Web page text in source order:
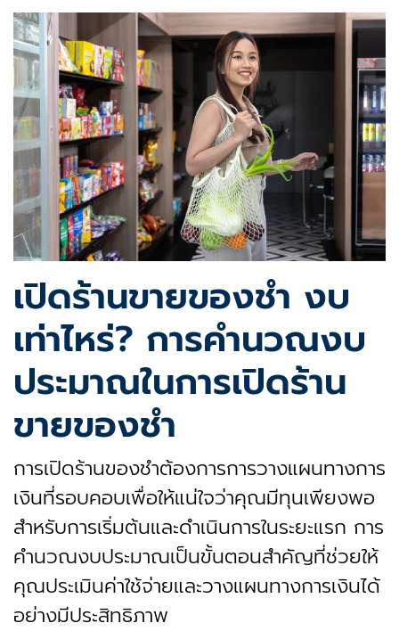
เปิดร้านขายของชํา งบ
เท่าไหร่? การคำนวณงบ
ประมาณในการเปิดร้าน
ขายของชำ
การเปิดร้านของชำต้องการการวางแผนทางการ
เงินที่รอบคอบเพื่อให้แน่ใจว่าคุณมีทุนเพียงพอ
สำหรับการเริ่มต้นและดำเนินการในระยะแรก การ
คำนวณงบประมาณเป็นขั้นตอนสำคัญที่ช่วยให้
คุณประเมินค่าใช้จ่ายและวางแผนทางการเงินได้
อย่างมีประสิทธิภาพ